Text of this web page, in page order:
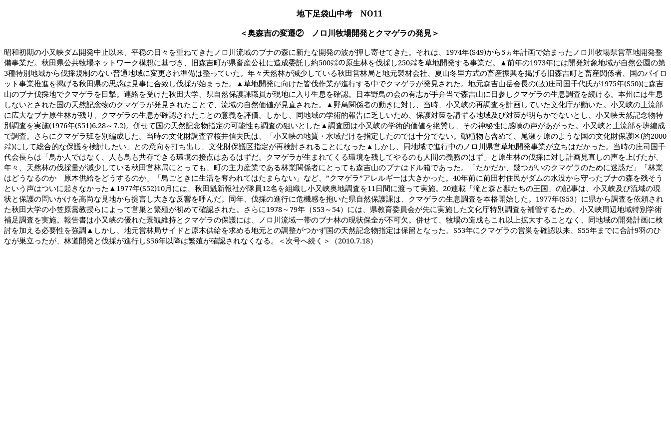
地下足袋山中考NO11
＜奥森吉の変遷② ノロ川牧場開発とクマゲラの発見＞
昭和初期の小又峡ダム開発中止以来、平穏の日々を重ねてきたノロ川流域のブナの森に新たな開発の波が押し寄せてきた。それは、 1974年(S49)から5ヵ年計画で始まったノロ川牧場県営草地開発整
備事業だ。秋田県公共牧場ネットワーク構想に基づき、旧森吉町が県畜産公社に造成委託し約500㌶の原生林を伐採し250㌶を草地開発する事業だ。▲前年の1973年には開発対象地域が自然公園の第
3種特別地域から伐採規制のない普通地域に変更され準備は整っていた。年々天然林が減少している秋田営林局と地元製材会社、夏山冬里方式の畜産振興を掲げる旧森吉町と畜産関係者、国のパイロ
ット事業推進を掲げる秋田県の思惑は見事に合致し伐採が始まった。▲草地開発に向けた皆伐作業が進行する中でクマゲラが発見された。地元森吉山岳会長の(故)庄司国千代氏が1975年(S50)に森吉
山のブナ伐採地でクマゲラを目撃。連絡を受けた秋田大学、県自然保護課職員が現地に入り生息を確認。日本野鳥の会の有志が手弁当で森吉山に日参しクマゲラの生息調査を続ける。本州には生息
しないとされた国の天然記念物のクマゲラが発見されたことで、流域の自然価値が見直された。▲野鳥関係者の動きに対し、当時、小又峡の再調査を計画していた文化庁が動いた。小又峡の上流部
に広大なブナ原生林が残り、クマゲラの生息が確認されたことの意義を評価。しかし、同地域の学術的報告に乏しいため、保護対策を講ずる地域及び対策が明らかでないとし、小又峡天然記念物特
別調査を実施(1976年(S51)6.28～7.2)。併せて国の天然記念物指定の可能性も調査の狙いとした▲調査団は小又峡の学術的価値を絶賛し、その神秘性に感嘆の声があがった。小又峡と上流部を班編成
で調査。さらにクマゲラ班を別編成した。当時の文化財調査管桜井信夫氏は、「小又峡の地質・水域だけを指定したのでは十分でない。動植物も含めて、尾瀬ヶ原のような国の文化財保護区(約2000
㌶)にして総合的な保護を検討したい」との意向を打ち出し、文化財保護区指定が再検討されることになった▲しかし、同地域で進行中のノロ川県営草地開発事業が立ちはだかった。当時の庄司国千
代会長らは「鳥か人ではなく、人も鳥も共存できる環境の接点はあるはずだ。クマゲラが生まれてくる環境を残してやるのも人間の義務のはず」と原生林の伐採に対し計画見直しの声を上げたが、
年々、天然林の伐採量が減少している秋田営林局にとっても、町の主力産業である林業関係者にとっても森吉山のブナはドル箱であった。「たかだか、幾つがいのクマゲラのために迷惑だ」「林業
はどうなるのか 原木供給をどうするのか」「鳥ごときに生活を奪われてはたまらない」など、 ”クマゲラ”アレルギーは大きかった。 40年前に前田村住民がダムの水没から守ったブナの森を残そう
という声はついに起きなかった▲ 1977年(S52)10月には、秋田魁新報社が隊員12名を組織し小又峡奥地調査を11日間に渡って実施。 20連載「滝と森と獣たちの王国」の記事は、小又峡及び流域の現
状と保護の問いかけを高尚な見地から提言し大きな反響を呼んだ。同年、伐採の進行に危機感を抱いた県自然保護課は、クマゲラの生息調査を本格開始した。 1977年(S53）に県から調査を依頼され
た秋田大学の小笠原暠教授らによって営巣と繁殖が初めて確認された。さらに1978～79年（S53～54）には、県教育委員会が先に実施した文化庁特別調査を補管するため、小又峡周辺地域特別学術
補足調査を実施。報告書は小又峡の優れた景観維持とクマゲラの保護には、ノロ川流域一帯のブナ林の現状保全が不可欠。併せて、牧場の造成もこれ以上拡大することなく、同地域の開発計画に検
討を加える必要性を強調▲しかし、地元営林局サイドと原木供給を求める地元との調整がつかず国の天然記念物指定は保留となった。 S53年にクマゲラの営巣を確認以来、 S55年までに合計9羽のひ
なが巣立ったが、林道開発と伐採が進行しS56年以降は繁殖が確認されなくなる。＜次号へ続く＞（2010.7.18）